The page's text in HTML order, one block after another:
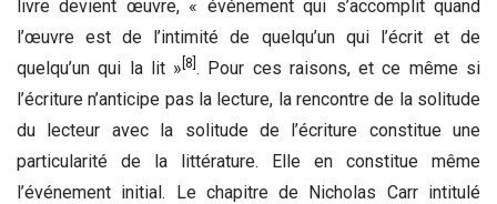
livre devient œuvre, « événement qui s’accomplit quand
l’œuvre est de l’intimité de quelqu’un qui l’écrit et de
quelqu’un qui la lit » [8] . Pour ces raisons, et ce même si
l’écriture n’anticipe pas la lecture, la rencontre de la solitude
du lecteur avec la solitude de l’écriture constitue une
particularité de la littérature. Elle en constitue même
l’événement initial. Le chapitre de Nicholas Carr intitulé